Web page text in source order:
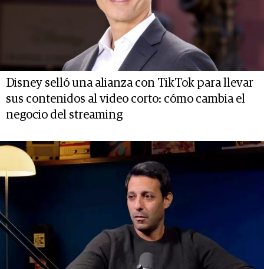
Disney selló una alianza con TikTok para llevar
sus contenidos al video corto: cómo cambia el
negocio del streaming